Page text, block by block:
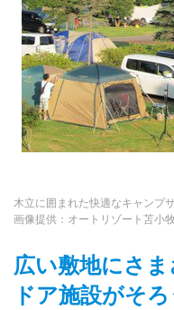
木立に囲まれた快適なキャンプ
画像提供：オートリゾート苫小
広い敷地にさ
ドア施設がそろ